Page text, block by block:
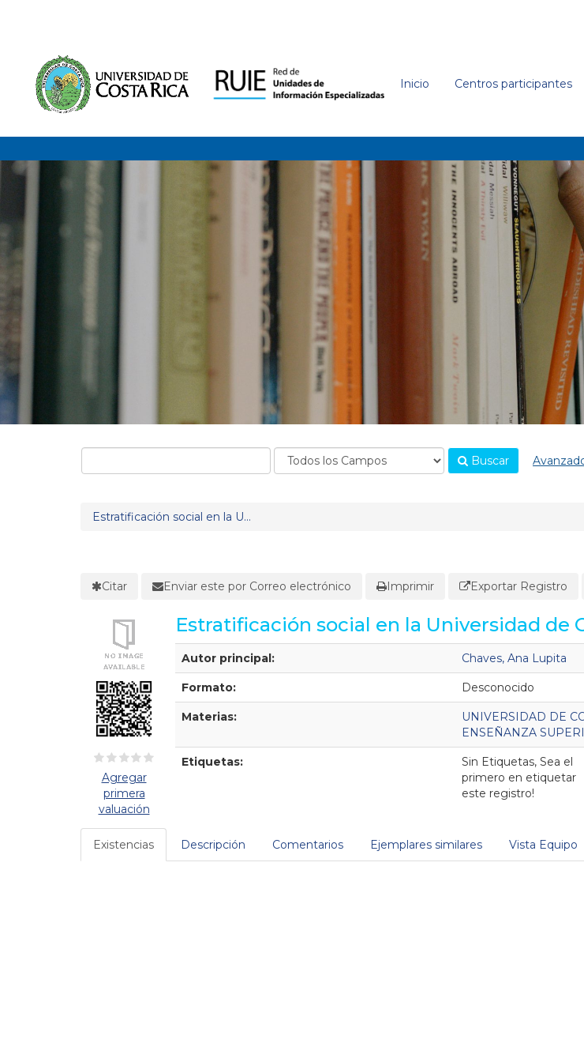
Inicio Centros participantes
Buscar
Estratificación social en la U...
Citar Enviar este por Correo electrónico Imprimir Exportar Registro
Agregar
primera
valuación
Estratificación social en la Universidad de
Detalles Bibliográficos
Autor principal: Chaves, Ana Lupita
Formato: Desconocido
Materias:
UNIVERSIDAD DE
ENSEÑANZA
Etiquetas:
Sin Etiquetas, Sea el
primero en etiquetar
este registro!
Existencias Descripción Comentarios Ejemplares similares Vista Equipo